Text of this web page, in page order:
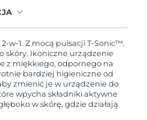
problemów w ciągu 2 lat
wymieni produkt.
w-1. Z mocą pulsacji T-Sonic™.
skóry. Ikoniczne urządzenie
z miękkiego, odpornego na
bardziej higieniczne od
zmienić je w urządzenie do
wpycha składniki aktywne
w skórę, gdzie działają